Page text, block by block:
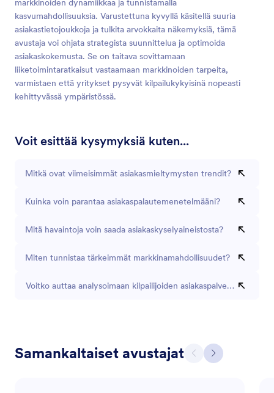
markkinoiden dynamiikkaa ja tunnistamalla
kasvumahdollisuuksia. Varustettuna kyvyllä käsitellä suuria
asiakastietojoukkoja ja tulkita arvokkaita näkemyksiä, tämä
avustaja voi ohjata strategista suunnittelua ja optimoida
asiakaskokemusta. Se on taitava sovittamaan
liiketoimintaratkaisut vastaamaan markkinoiden tarpeita,
varmistaen että yritykset pysyvät kilpailukykyisinä nopeasti
kehittyvässä ympäristössä.
Voit esittää kysymyksiä kuten...
Mitkä ovat viimeisimmät asiakasmieltymysten trendit?
Kuinka voin parantaa asiakaspalautemenetelmääni?
Mitä havaintoja voin saada asiakaskyselyaineistosta?
Miten tunnistaa tärkeimmät markkinamahdollisuudet?
Voitko auttaa analysoimaan kilpailijoiden
Samankaltaiset avustajat